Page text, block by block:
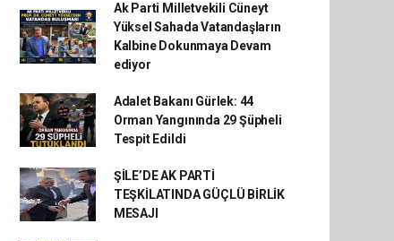
Ak Parti Milletvekili Cüneyt
Yüksel Sahada Vatandaşların
Kalbine Dokunmaya Devam
ediyor
Adalet Bakanı Gürlek: 44
Orman Yangınında 29 Şüpheli
Tespit Edildi
ŞİLE’DE AK PARTİ
TEŞKİLATINDA GÜÇLÜ BİRLİK
MESAJI